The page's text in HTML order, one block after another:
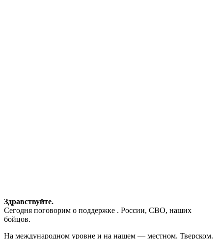
Здравствуйте.
Сегодня поговорим о поддержке . России, СВО, наших
бойцов.
На международном уровне и на нашем — местном, Тверском.